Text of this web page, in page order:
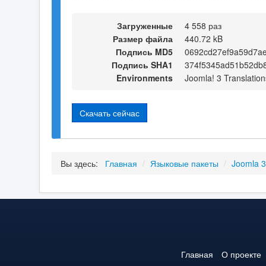
Загруженные
4 558 раз
Размер файла
440.72 kB
Подпись MD5
Подпись SHA1
Environments
Joomla! 3
Скачать сейчас
Вы здесь: Главная / Языковые пакеты / Joomla
Главная О проекте